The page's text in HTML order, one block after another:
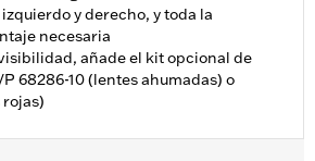
y derecho, y toda la
necesaria
añade el kit opcional de
68286-10 (lentes ahumadas) o